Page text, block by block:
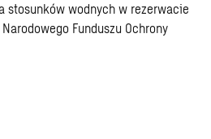
stosunków wodnych w rezerwacie
Funduszu Ochrony